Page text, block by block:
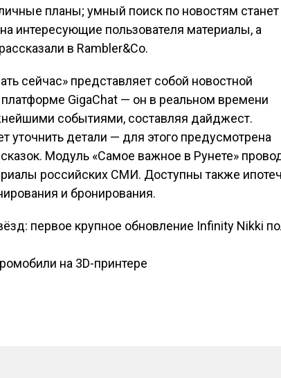
планы; умный поиск по новостям станет
интересующие пользователя материалы, а
в Rambler&Co.
сейчас» представляет собой новостной
платформе GigaChat — он в реальном времени
событиями, составляя дайджест.
уточнить детали — для этого предусмотрена
Модуль «Самое важное в Рунете»
российских СМИ. Доступны также
и бронирования.
первое крупное обновление Infinity Nikki
на 3D-принтере